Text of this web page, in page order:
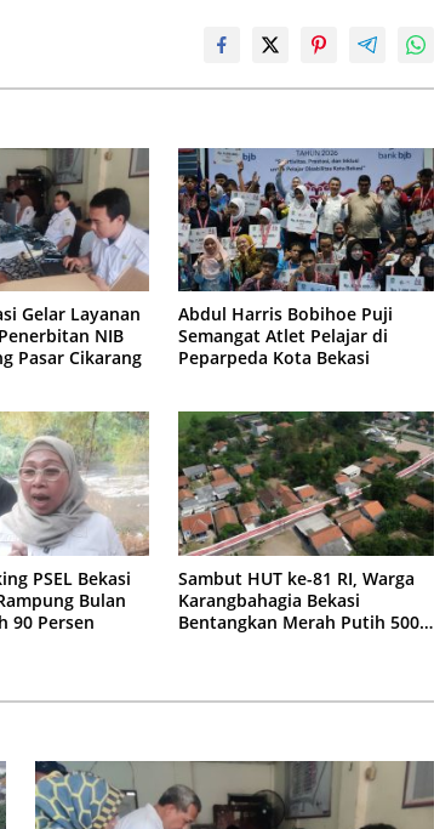
Gelar Layanan
NIB
Pasar Cikarang
Abdul Harris Bobihoe Puji
Semangat Atlet Pelajar di
Peparpeda Kota Bekasi
PSEL Bekasi
Bulan
90 Persen
Sambut HUT ke-81 RI, Warga
Karangbahagia Bekasi
Bentangkan Merah Putih 500